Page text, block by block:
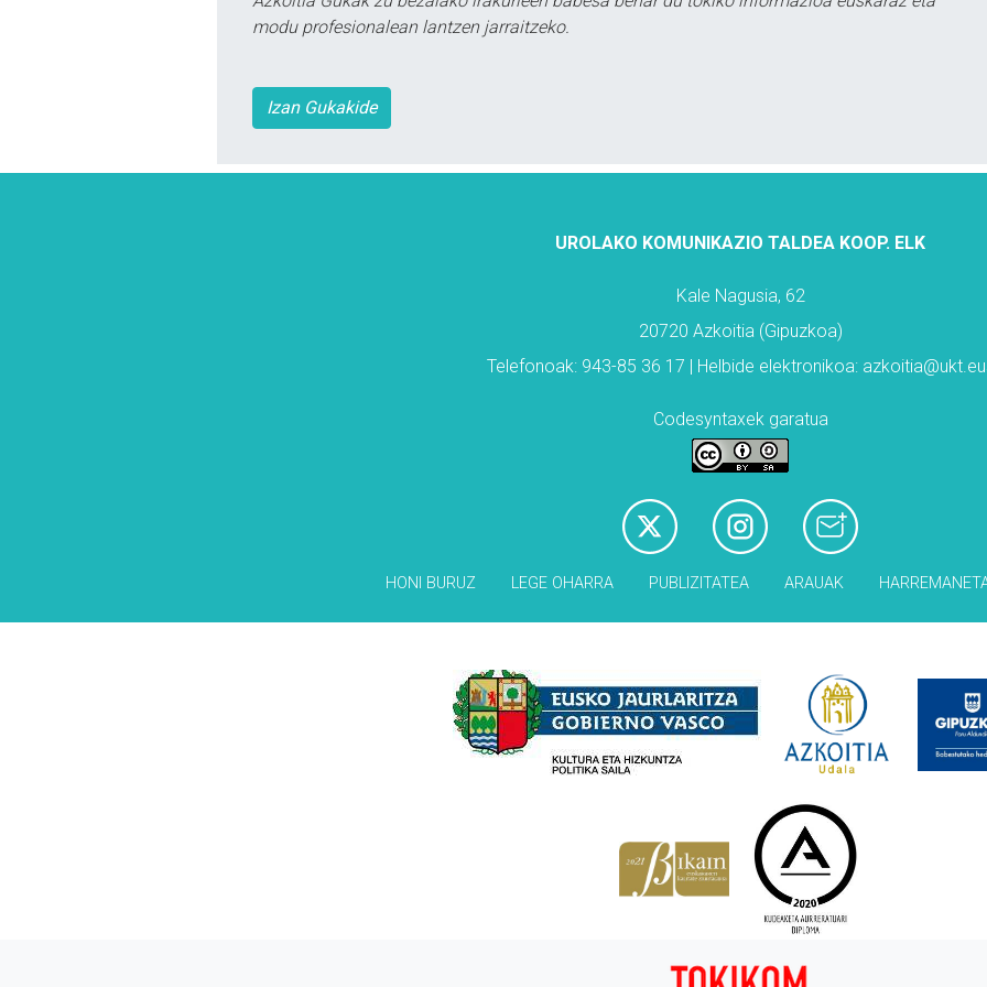
modu profesionalean lantzen jarraitzeko.
Izan Gukakide
UROLAKO KOMUNIKAZIO TALDEA KOOP. ELK
Kale Nagusia, 62
20720 Azkoitia (Gipuzkoa)
Telefonoak: 943-85 36 17 | Helbide elektronikoa:
Codesyntaxek garatua
HONI BURUZ LEGE OHARRA PUBLIZITATEA ARAUAK